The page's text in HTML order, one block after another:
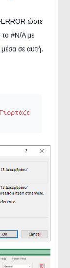
ώστε
#N/A με
σε αυτή.
13